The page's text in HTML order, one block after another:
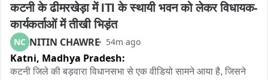
कटनी के ढीमरखेड़ा में ITI के स्थायी भवन को लेकर विधायक-
कार्यकर्ताओं में तीखी भिड़ंत
NC NITIN CHAWRE 54m ago
Katni, Madhya Pradesh:
कटनी जिले की बड़वारा विधानसभा से एक वीडियो सामने आया है, जिसने